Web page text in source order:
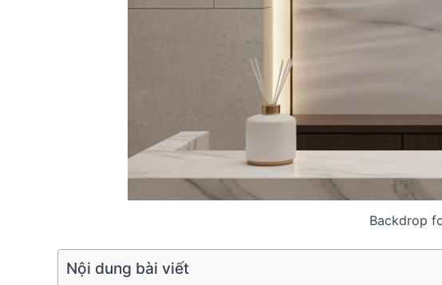
Backdrop
Nội dung bài viết